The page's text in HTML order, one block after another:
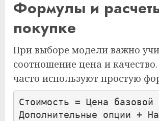
Формулы и
покупке
При выборе модели важно
соотношение цена и
часто используют простую
Стоимость = Цена базовой
Дополнительные опции +